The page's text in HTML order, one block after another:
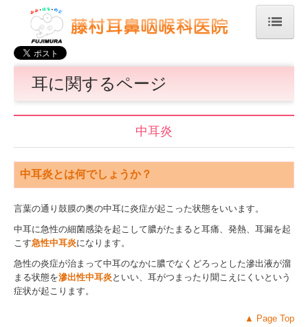
ホーム
医院紹介
鼻に関するページ
医療事務募集中
副院長からのご挨拶
耳に関するページ
中耳炎
中耳炎とは何でしょうか？
言葉の通り鼓膜の奥の中耳に炎症が起こった状態をいいます。
中耳に急性の細菌感染を起こして膿がたまると耳痛、発熱、耳漏を起
こす急性中耳炎になります。
急性の炎症が治まって中耳のなかに膿でなくどろっとした滲出液が溜
まる状態を滲出性中耳炎といい、耳がつまったり聞こえにくいという
症状が起こります。
▲ Page Top